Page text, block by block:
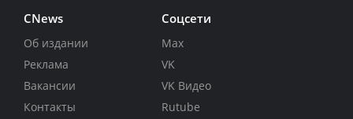
CNews
Об издании
Реклама
Вакансии
Контакты
Соцсети
Max
VK
VK Видео
Rutube